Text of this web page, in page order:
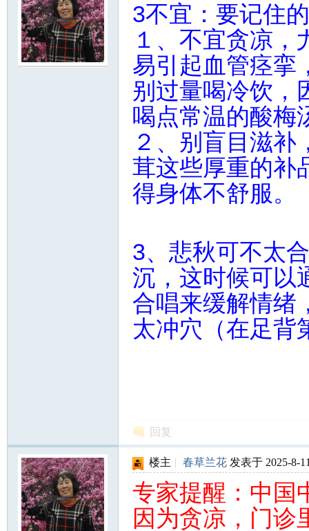
3不宜：要记住
１、不宜贪凉，
易引起血管痉挛
别过量喝冷饮，
喝点常温的酸梅
２、别盲目滋补
茸这些厚重的补
得身体不舒服。
3、悲秋可不太
沉，这时候可以
合唱来缓解情绪
太冲穴（在足背
回复
楼主 | 春草兰花 发表于 2025-8-
专家提醒：中国
因为贪凉，门诊